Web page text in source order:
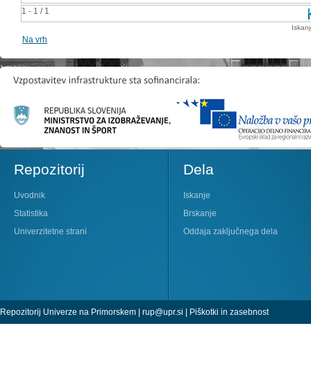
1 - 1 / 1
Na vrh
Repozitorij
Uvodnik
Statistika
Univerzitetne strani
Dela
Iskanje
Brskanje
Oddaja zaključnega dela
Repozitorij Univerze na Primorskem | rup@upr.si | Piškotki in zasebnost